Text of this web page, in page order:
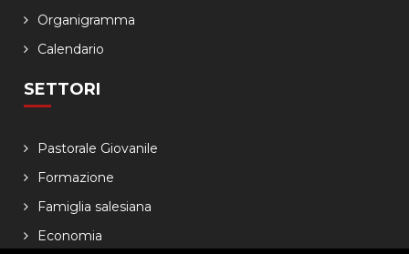
Organigramma
Calendario
SETTORI
Pastorale Giovanile
Formazione
Famiglia salesiana
Economia